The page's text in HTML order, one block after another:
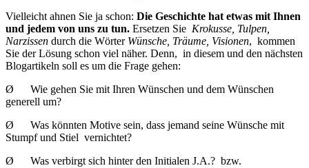
Vielleicht ahnen Sie ja schon: Die Geschichte hat etwas mit Ihnen
und jedem von uns zu tun. Ersetzen Sie Krokusse, Tulpen,
Narzissen durch die Wörter Wünsche, Träume, Visionen, kommen
Sie der Lösung schon viel näher. Denn, in diesem und den nächsten
Blogartikeln soll es um die Frage gehen:
Ø Wie gehen Sie mit Ihren Wünschen und dem Wünschen
generell um?
Ø Was könnten Motive sein, dass jemand seine Wünsche mit
Stumpf und Stiel vernichtet?
Ø Was verbirgt sich hinter den Initialen J.A.? bzw.